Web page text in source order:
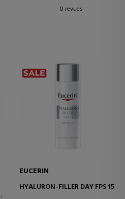
0 revues
EUCERIN
HYALURON-FILLER DAY FPS 15